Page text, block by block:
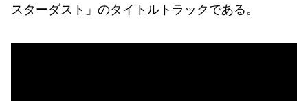
スターダスト」のタイトルトラックである。